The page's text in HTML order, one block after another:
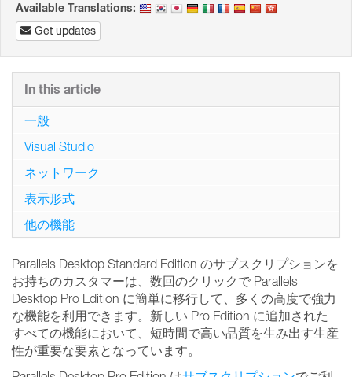
Available Translations:
Get updates
Parallels Desktop Standard Edition のサブスクリプションを
お持ちのカスタマーは、数回のクリックで Parallels
Desktop Pro Edition に簡単に移行して、多くの高度で強力
な機能を利用できます。新しい Pro Edition に追加された
すべての機能において、短時間で高い品質を生み出す生産
性が重要な要素となっています。
In this article
一般
Visual Studio
ネットワーク
表示形式
他の機能